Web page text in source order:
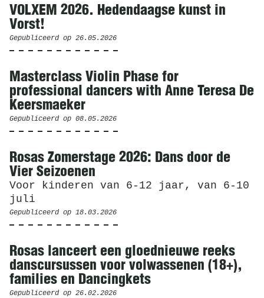
VOLXEM 2026. Hedendaagse kunst in
Vorst!
Gepubliceerd op 26.05.2026
Masterclass Violin Phase for
professional dancers with Anne Teresa De
Keersmaeker
Gepubliceerd op 08.05.2026
Rosas Zomerstage 2026: Dans door de
Vier Seizoenen
Voor kinderen van 6-12 jaar, van 6-10
juli
Gepubliceerd op 18.03.2026
Rosas lanceert een gloednieuwe reeks
danscursussen voor volwassenen (18+),
families en Dancingkets
Gepubliceerd op 26.02.2026